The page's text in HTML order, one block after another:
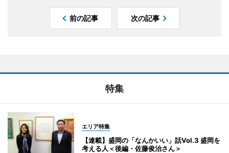
前の記事 次の記事
特集
エリア特集
【連載】盛岡の「なんかいい」話Vol.3 盛岡を
考える人＜後編・佐藤俊治さん＞